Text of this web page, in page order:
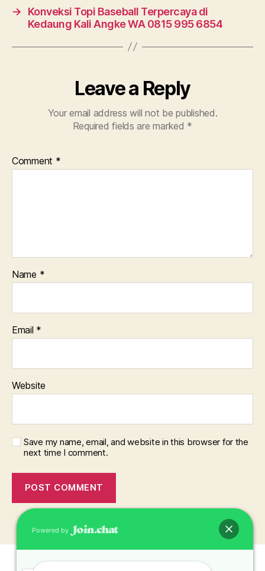
→
Konveksi Topi Baseball Terpercaya di
Kedaung Kali Angke WA 0815 995 6854
Leave a Reply
Your email address will not be published.
Required fields are marked *
Comment *
Name *
Email *
Website
Save my name, email, and website in this browser for the
next time I comment.
Powered by